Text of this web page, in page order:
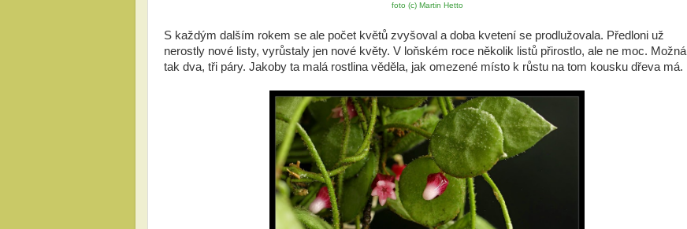
foto (c) Martin Hetto
S každým dalším rokem se ale počet květů zvyšoval a doba kvetení se prodlužovala. Předloni už
nerostly nové listy, vyrůstaly jen nové květy. V loňském roce několik listů přirostlo, ale ne moc. Možná
tak dva, tři páry. Jakoby ta malá rostlina věděla, jak omezené místo k růstu na tom kousku dřeva má.